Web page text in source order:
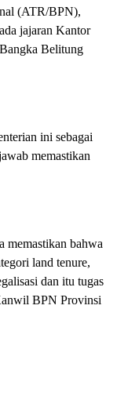
(ATR/BPN),
jajaran Kantor
Belitung
ini sebagai
memastikan
memastikan bahwa
land tenure,
dan itu tugas
BPN Provinsi